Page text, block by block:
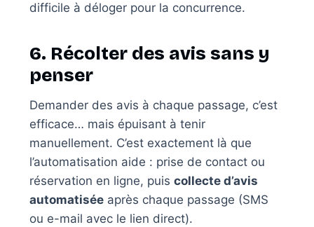
difficile à déloger pour la concurrence.
6. Récolter des avis sans y
penser
Demander des avis à chaque passage, c’est
efficace… mais épuisant à tenir
manuellement. C’est exactement là que
l’automatisation aide : prise de contact ou
réservation en ligne, puis collecte d’avis
automatisée après chaque passage (SMS
ou e-mail avec le lien direct).